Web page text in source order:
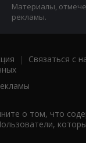
Материалы,
рекламы.
| Связаться с
о том, что